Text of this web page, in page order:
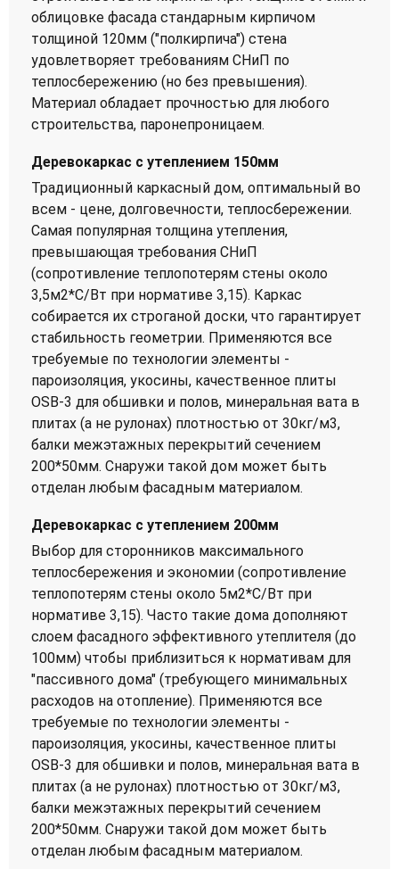
облицовке фасада стандарным кирпичом
толщиной 120мм ("полкирпича") стена
удовлетворяет требованиям СНиП по
теплосбережению (но без превышения).
Материал обладает прочностью для любого
строительства, паронепроницаем.
Деревокаркас с утеплением 150мм
Традиционный каркасный дом, оптимальный во
всем - цене, долговечности, теплосбережении.
Самая популярная толщина утепления,
превышающая требования СНиП
(сопротивление теплопотерям стены около
3,5м2*С/Вт при нормативе 3,15). Каркас
собирается их строганой доски, что гарантирует
стабильность геометрии. Применяются все
требуемые по технологии элементы -
пароизоляция, укосины, качественное плиты
OSB-3 для обшивки и полов, минеральная вата в
плитах (а не рулонах) плотностью от 30кг/м3,
балки межэтажных перекрытий сечением
200*50мм. Снаружи такой дом может быть
отделан любым фасадным материалом.
Деревокаркас с утеплением 200мм
Выбор для сторонников максимального
теплосбережения и экономии (сопротивление
теплопотерям стены около 5м2*С/Вт при
нормативе 3,15). Часто такие дома дополняют
слоем фасадного эффективного утеплителя (до
100мм) чтобы приблизиться к нормативам для
"пассивного дома" (требующего минимальных
расходов на отопление). Применяются все
требуемые по технологии элементы -
пароизоляция, укосины, качественное плиты
OSB-3 для обшивки и полов, минеральная вата в
плитах (а не рулонах) плотностью от 30кг/м3,
балки межэтажных перекрытий сечением
200*50мм. Снаружи такой дом может быть
отделан любым фасадным материалом.